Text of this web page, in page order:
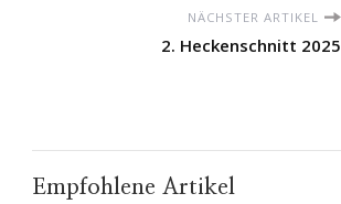
NÄCHSTER ARTIKEL
2. Heckenschnitt 2025
Empfohlene Artikel